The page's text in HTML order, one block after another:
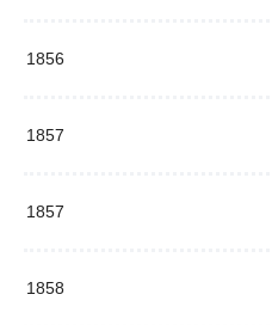
1856
1857
1857
1858